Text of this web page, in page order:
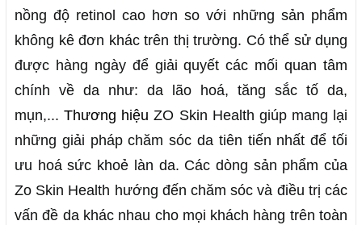
nồng độ retinol cao hơn so với những sản phẩm
không kê đơn khác trên thị trường. Có thể sử dụng
được hàng ngày để giải quyết các mối quan tâm
chính về da như: da lão hoá, tăng sắc tố da,
mụn,...Thương hiệuZO Skin Health giúp mang lại
những giải pháp chăm sóc da tiên tiến nhất để tối
ưu hoá sức khoẻ làn da. Các dòng sản phẩm của
Zo Skin Health hướng đến chăm sóc và điều trị các
vấn đề da khác nhau cho mọi khách hàng trên toàn